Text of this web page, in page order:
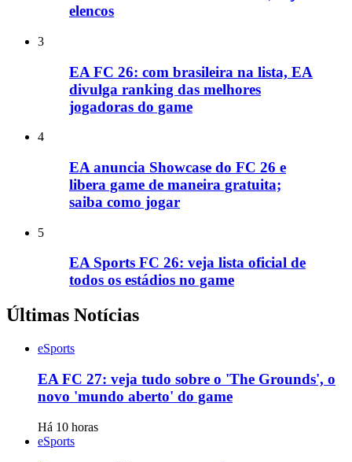
elencos
3
EA FC 26: com brasileira na lista, EA
divulga ranking das melhores
jogadoras do game
4
EA anuncia Showcase do FC 26 e
libera game de maneira gratuita;
saiba como jogar
5
EA Sports FC 26: veja lista oficial de
todos os estádios no game
Últimas Notícias
eSports
EA FC 27: veja tudo sobre o 'The Grounds', o
novo 'mundo aberto' do game
Há 10 horas
eSports